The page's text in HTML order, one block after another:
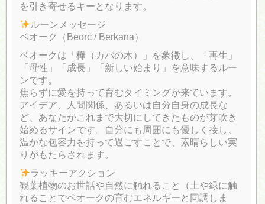
を引き寄せるキーとなります。
ルーンメッセージ
ベオーク（Beorc / Berkana）
ベオークは「樺（カバの木）」を象徴し、「再生」
「母性」「成長」「新しい始まり」を意味するルー
ンです。
焦らずに愛を持って育むタイミングが来ています。
アイデア、人間関係、あるいは自分自身の成長な
ど、あなたがこれまで大切にしてきたものが芽吹き
始めるサインです。自分にも周囲にも優しく接し、
温かな包容力を持って過ごすことで、素晴らしい実
りがもたらされます。
ラッキーアクション
観葉植物のお世話や自然に触れること（土や緑に触
れることでベオークの育むエネルギーと同調しま